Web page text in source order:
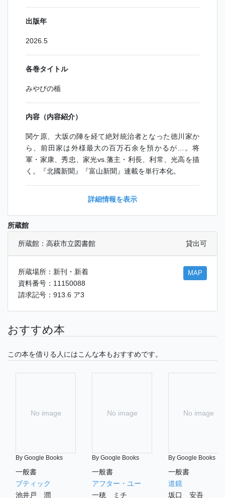
出版年
2026.5
各巻タイトル
みやびの楯
内容（内容紹介）
関ケ原、大坂の陣を経て絶対統治者となった徳川家か
ら、前田家は外様最大の百万石余を預かるが…。将
軍・家康、秀忠、家光vs.藩主・利長、利常、光高を描
く。『北國新聞』『富山新聞』連載を単行本化。
詳細情報を表示
所蔵館
所蔵館：高萩市立図書館 貸出可
所蔵場所：新刊・新着
資料番号：11150088
請求記号：913.6 ア3
MAP
おすすめ本
この本を借りる人にはこんな本もおすすめです。
No image
By Google Books
一般書
ブティック
池井戸 潤
No image
By Google Books
一般書
アフター・ユー
一穂 ミチ
No image
By Google Books
一般書
道鏡
坂口 安吾